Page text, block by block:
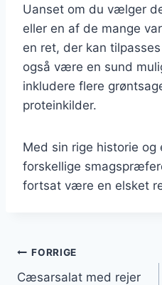
Uanset om du vælger
eller en af de mange
en ret, der kan
også være en sund
inkludere flere
proteinkilder.
Med sin rige historie og
forskellige
fortsat være en elsket
FORRIGE
Cæsarsalat med rejer